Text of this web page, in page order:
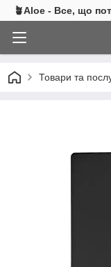
🪴Aloe - Все, що
Товари та